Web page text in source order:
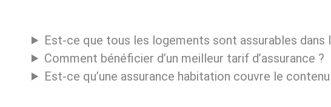
Est-ce que tous les logements sont assurables dans
Comment bénéficier d’un meilleur tarif d’assurance ?
Est-ce qu’une assurance habitation couvre le contenu